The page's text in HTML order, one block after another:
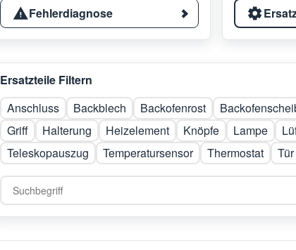
Fehlerdiagnose
Ersatzteile Filtern
Anschluss
Backblech Backofenrost
Griff
Halterung Heizelement Knöpfe Lampe
Teleskopauszug
Temperatursensor Thermostat Tür